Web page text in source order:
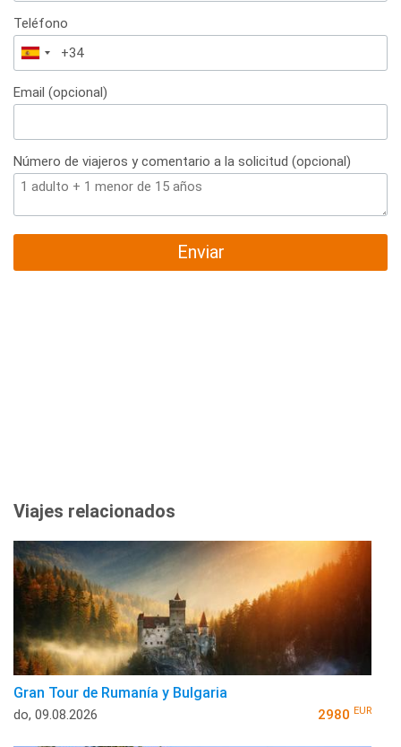
Teléfono
España
+34
Email (opcional)
Número de viajeros y comentario a la solicitud (opcional)
Enviar
Viajes relacionados
Gran Tour de Rumanía y Bulgaria
do, 09.08.2026 2980 EUR